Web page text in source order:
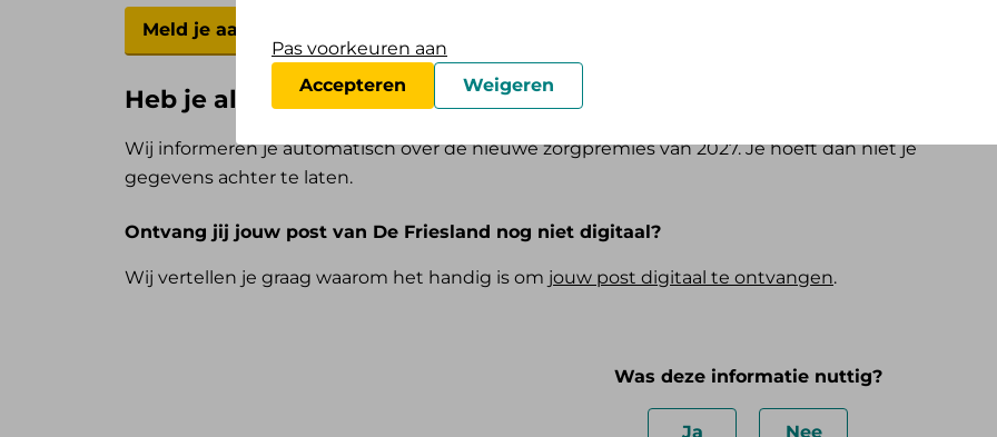
Meld je aan voor de premie alert
Heb je al een zorgverzekering bij ons?
Wij informeren je automatisch over de nieuwe zorgpremies van 2027. Je hoeft dan niet je
gegevens achter te laten.
Ontvang jij jouw post van De Friesland nog niet digitaal?
Wij vertellen je graag waarom het handig is om jouw post digitaal te ontvangen.
Was deze informatie nuttig?
Ja Nee
Pas voorkeuren aan
Accepteren
Weigeren